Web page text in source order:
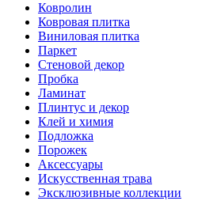
Ковролин
Ковровая плитка
Виниловая плитка
Паркет
Стеновой декор
Пробка
Ламинат
Плинтус и декор
Клей и химия
Подложка
Порожек
Аксессуары
Искусственная трава
Эксклюзивные коллекции